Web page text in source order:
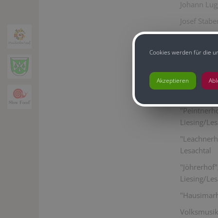
Johann
Josef
Andrea
Bread
Liesing/
Lesachtal
Liesing/
Cookies werden für die
Akzeptieren